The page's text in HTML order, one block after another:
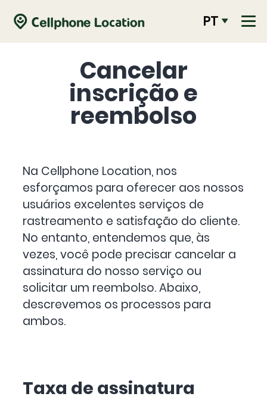
PT
Cancelar
inscrição e
reembolso
Na Cellphone Location, nos
esforçamos para oferecer aos nossos
usuários excelentes serviços de
rastreamento e satisfação do cliente.
No entanto, entendemos que, às
vezes, você pode precisar cancelar a
assinatura do nosso serviço ou
solicitar um reembolso. Abaixo,
descrevemos os processos para
ambos.
Taxa de assinatura